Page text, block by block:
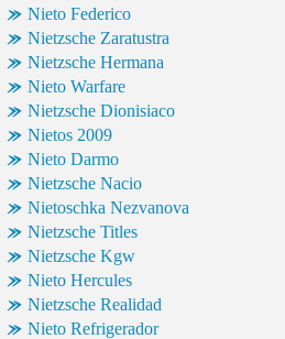
Nieto Federico
Nietzsche Zaratustra
Nietzsche Hermana
Nieto Warfare
Nietzsche Dionisiaco
Nietos 2009
Nieto Darmo
Nietzsche Nacio
Nietoschka Nezvanova
Nietzsche Titles
Nietzsche Kgw
Nieto Hercules
Nietzsche Realidad
Nieto Refrigerador